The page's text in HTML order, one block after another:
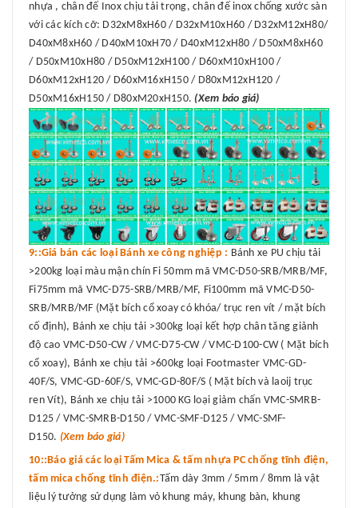
nhựa , chân đế Inox chịu tải trọng, chân đế inox chống xước sàn
với các kích cỡ: D32xM8xH60 / D32xM10xH60 / D32xM12xH80/
D40xM8xH60 / D40xM10xH70 / D40xM12xH80 / D50xM8xH60
/ D50xM10xH80 / D50xM12xH100 / D60xM10xH100 /
D60xM12xH120 / D60xM16xH150 / D80xM12xH120 /
D50xM16xH150 / D80xM20xH150. (Xem báo giá)
9::Giá bán các loại Bánh xe công nghiệp : Bánh xe PU chịu tải
>200kg loại màu mận chín Fi 50mm mã VMC-D50-SRB/MRB/MF,
Fi75mm mã VMC-D75-SRB/MRB/MF, Fi100mm mã VMC-D50-
SRB/MRB/MF (Mặt bích cổ xoay có khóa/ trục ren vít / mặt bích
cố định), Bánh xe chịu tải >300kg loại kết hợp chân tăng giảnh
độ cao VMC-D50-CW / VMC-D75-CW / VMC-D100-CW ( Mặt bích
cổ xoay), Bánh xe chịu tải >600kg loại Footmaster VMC-GD-
40F/S, VMC-GD-60F/S, VMC-GD-80F/S ( Mặt bích và laoij trục
ren Vít), Bánh xe chịu tải >1000 KG loại giảm chấn VMC-SMRB-
D125 / VMC-SMRB-D150 / VMC-SMF-D125 / VMC-SMF-
D150. (Xem báo giá)
10::Báo giá các loại Tấm Mica & tấm nhựa PC chống tĩnh điện,
tấm mica chống tĩnh điện.:Tấm dày 3mm / 5mm / 8mm là vật
liệu lý tưởng sử dụng làm vỏ khung máy, khung bàn, khung